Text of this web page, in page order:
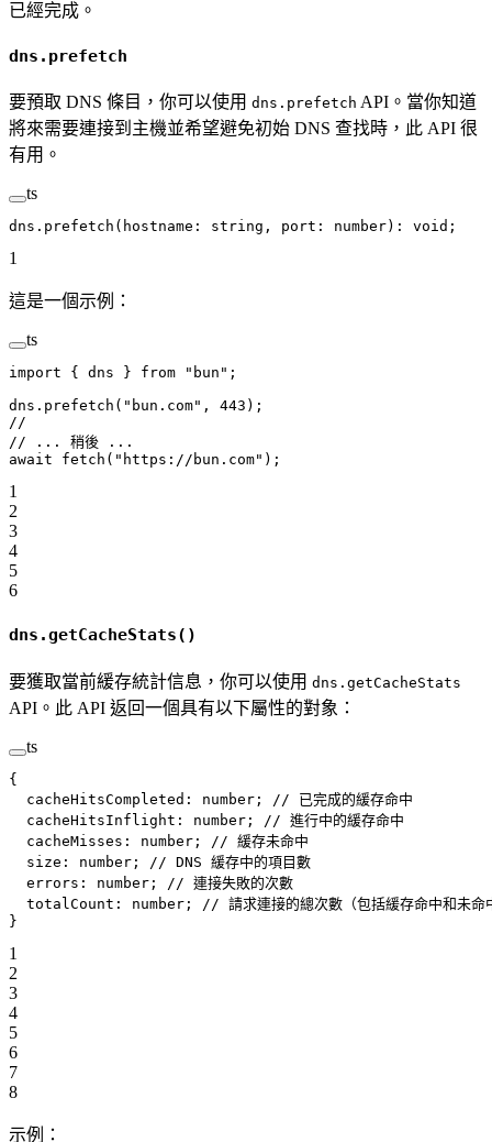
已經完成。
dns.prefetch
要預取 DNS 條目，你可以使用 dns.prefetch API。當你知道
將來需要連接到主機並希望避免初始 DNS 查找時，此 API 很
有用。
ts
dns. prefetch (hostname: string, port: number): void ;
1
這是一個示例：
ts
import { dns } from "bun" ;
dns. prefetch ( "bun.com" , 443 );
//
// ... 稍後 ...
await fetch ( "https://bun.com" );
1
2
3
4
5
6
dns.getCacheStats()
要獲取當前緩存統計信息，你可以使用 dns.getCacheStats
API。此 API 返回一個具有以下屬性的對象：
ts
{
  cacheHitsCompleted
: number;
// 已完成的緩存命中
  cacheHitsInflight
: number;
// 進行中的緩存命中
  cacheMisses
: number;
// 緩存未命中
  size
: number;
// DNS 緩存中的項目數
  errors
: number;
// 連接失敗的次數
  totalCount
: number;
// 請求連接的總次數（包括緩存命中和未命
}
1
2
3
4
5
6
7
8
示例：